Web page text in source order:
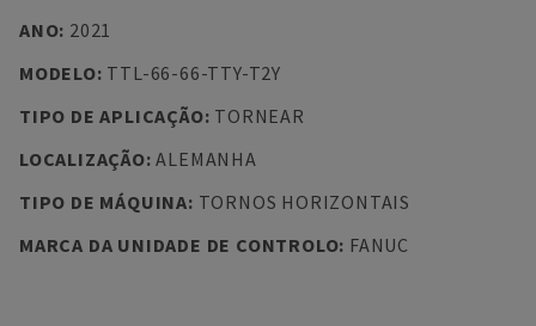
ANO: 2021
MODELO: TTL-66-66-TTY-T2Y
TIPO DE APLICAÇÃO: TORNEAR
LOCALIZAÇÃO:ALEMANHA
TIPO DE MÁQUINA: TORNOS HORIZONTAIS
MARCA DA UNIDADE DE CONTROLO: FANUC